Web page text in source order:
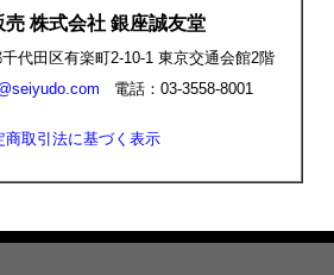
売 株式会社 銀座誠友堂
代田区有楽町2-10-1 東京交通会館2階
電話：03-3558-8001
商取引法に基づく表示